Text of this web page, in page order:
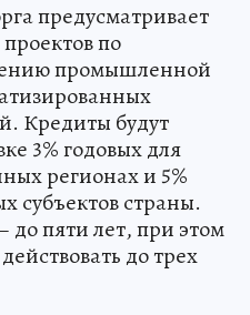
предусматривает
по
промышленной
Кредиты будут
3% годовых для
регионах и 5%
субъектов страны.
пяти лет, при этом
до трех